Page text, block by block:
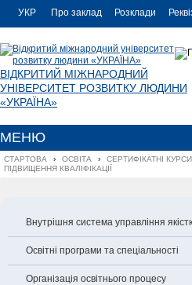
УКР
ENG
Про заклад Розклади
ВІДКРИТИЙ МІЖНАРОДНИЙ
УНІВЕРСИТЕТ РОЗВИТКУ ЛЮДИНИ
«УКРАЇНА»
МЕНЮ
СТАРТОВА › ОСВІТА › СЕРТИФІКАТНІ КУРСИ
ПІДВИЩЕННЯ КВАЛІФІКАЦІЇ
Внутрішня система управління
Освітні програми та спеціальності
Організація освітнього процесу